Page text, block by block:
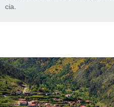
cia.